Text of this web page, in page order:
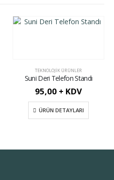
TEKNOLOJIK ÜRÜNLER
Suni Deri Telefon Standı
95,00 + KDV
ÜRÜN DETAYLARI